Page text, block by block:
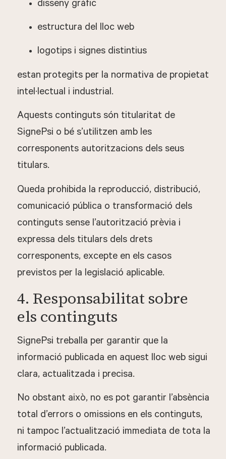
disseny gràfic
estructura del lloc web
logotips i signes distintius
estan protegits per la normativa de propietat
intel·lectual i industrial.
Aquests continguts són titularitat de
SignePsi o bé s’utilitzen amb les
corresponents autoritzacions dels seus
titulars.
Queda prohibida la reproducció, distribució,
comunicació pública o transformació dels
continguts sense l’autorització prèvia i
expressa dels titulars dels drets
corresponents, excepte en els casos
previstos per la legislació aplicable.
4. Responsabilitat sobre
els continguts
SignePsi treballa per garantir que la
informació publicada en aquest lloc web sigui
clara, actualitzada i precisa.
No obstant això, no es pot garantir l’absència
total d’errors o omissions en els continguts,
ni tampoc l’actualització immediata de tota la
informació publicada.